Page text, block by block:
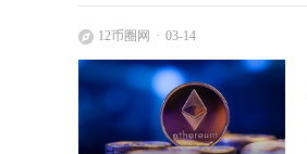
12币圈网 03-14